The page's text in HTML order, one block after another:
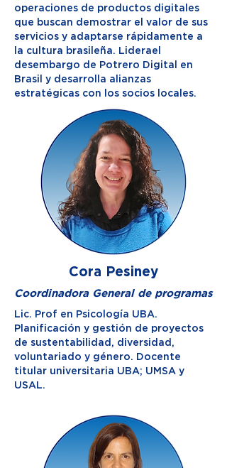
operaciones de productos digitales
que buscan demostrar el valor de sus
servicios y adaptarse rápidamente a
la cultura brasileña. Liderael
desembargo de Potrero Digital en
Brasil y desarrolla alianzas
estratégicas con los socios locales.
Cora Pesiney
Coordinadora General de programas
Lic. Prof en Psicología UBA.
Planificación y gestión de proyectos
de sustentabilidad, diversidad,
voluntariado y género. Docente
titular universitaria UBA; UMSA y
USAL.